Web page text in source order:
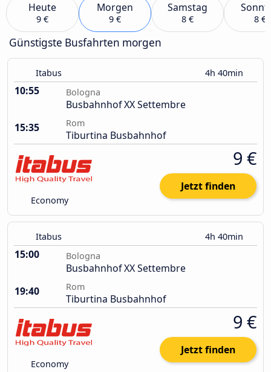
Heute
9 €
Morgen
9 €
Samstag
8 € 8 €
Günstigste Busfahrten morgen
Itabus 4h 40min
10:55 Bologna
Busbahnhof XX Settembre
15:35
Rom
Tiburtina Busbahnhof
Economy
9 €
Jetzt finden
Itabus 4h 40min
15:00 Bologna
Busbahnhof XX Settembre
19:40
Rom
Tiburtina Busbahnhof
Economy
9 €
Jetzt finden